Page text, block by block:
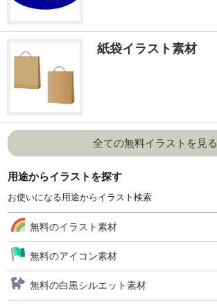
紙袋イラスト素材
全ての無料イラストを見る
用途からイラストを探す
お使いになる用途からイラスト検索
無料のイラスト素材
無料のアイコン素材
無料の白黒シルエット素材